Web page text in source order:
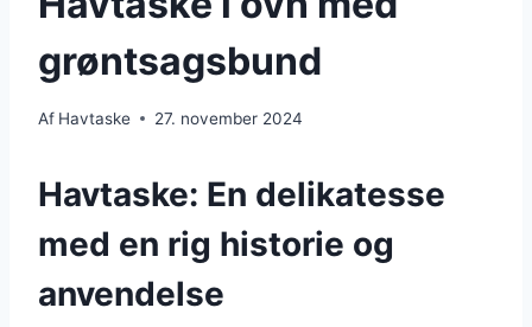
grøntsagsbund
Af Havtaske 27. november 2024
Havtaske: En delikatesse
med en rig historie og
anvendelse